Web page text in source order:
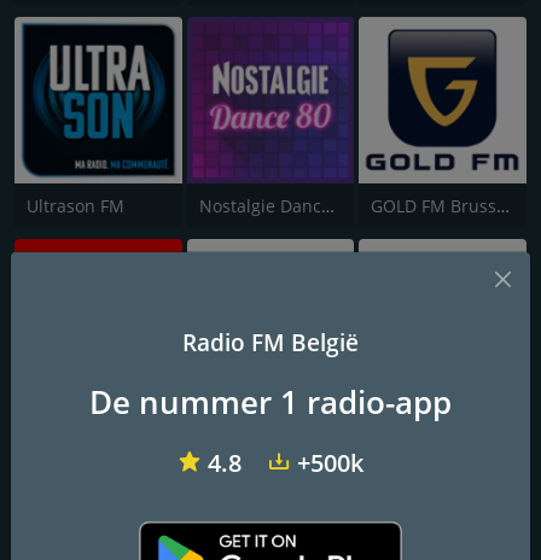
Ultrason FM Nostalgie Dance 80 GOLD FM Brussels
Radio FM België
De nummer 1 radio-app
4.8 +500k